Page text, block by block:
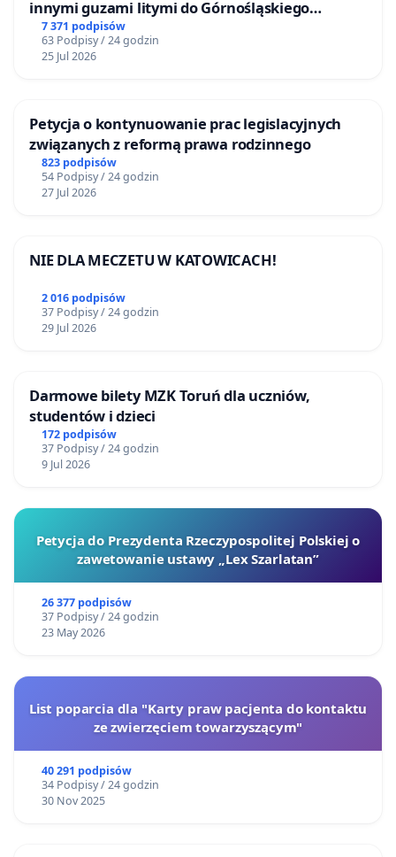
innymi guzami litymi do Górnośląskiego
Centrum Zdrowia Dziecka w Katowicach
7 371 podpisów
63 Podpisy / 24 godzin
25 Jul 2026
Petycja o kontynuowanie prac legislacyjnych
związanych z reformą prawa rodzinnego
823 podpisów
54 Podpisy / 24 godzin
27 Jul 2026
NIE DLA MECZETU W KATOWICACH!
2 016 podpisów
37 Podpisy / 24 godzin
29 Jul 2026
Darmowe bilety MZK Toruń dla uczniów,
studentów i dzieci
172 podpisów
37 Podpisy / 24 godzin
9 Jul 2026
Petycja do Prezydenta Rzeczypospolitej Polskiej o
zawetowanie ustawy „Lex Szarlatan”
26 377 podpisów
37 Podpisy / 24 godzin
23 May 2026
List poparcia dla "Karty praw pacjenta do kontaktu
ze zwierzęciem towarzyszącym"
40 291 podpisów
34 Podpisy / 24 godzin
30 Nov 2025